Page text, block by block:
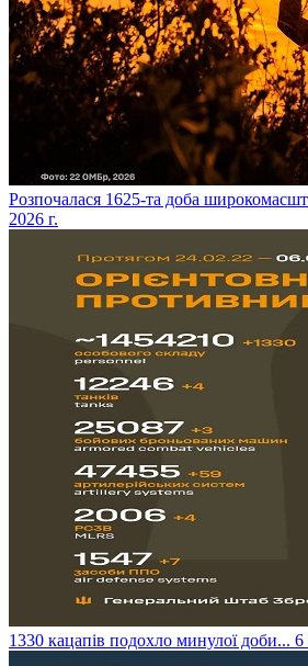
​Розпочалася 1625-та доба
2026 г.
​1330 кацапів подохло минулої доби... 6